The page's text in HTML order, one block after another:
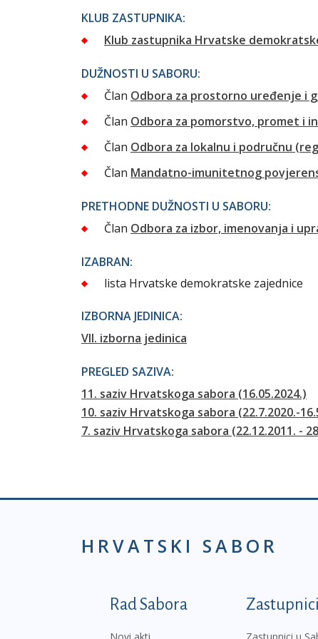
KLUB ZASTUPNIKA:
Klub zastupnika Hrvatske
DUŽNOSTI U SABORU:
Član Odbora za prostorno uređenje i
Član Odbora za pomorstvo, promet i
Član Odbora za lokalnu i područnu
Član Mandatno-imunitetnog
PRETHODNE DUŽNOSTI U SABORU:
Član Odbora za izbor, imenovanja i
IZABRAN:
lista Hrvatske demokratske zajednice
IZBORNA JEDINICA:
VII. izborna jedinica
PREGLED SAZIVA:
11. saziv Hrvatskoga sabora (16.05.2024.)
10. saziv Hrvatskoga sabora (22.7.2020.-
7. saziv Hrvatskoga sabora (22.12.2011. -
HRVATSKI SABOR
Podnožje prvi izbornik
Rad Sabora Zastupnici